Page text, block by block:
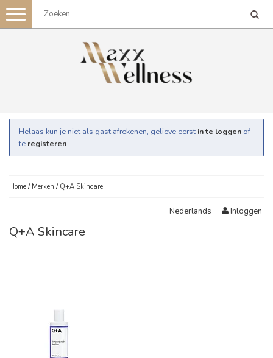
Toggle
navigation
Helaas kun je niet als gast afrekenen, gelieve eerst in te loggen of
te registeren.
Home / Merken / Q+A Skincare
Nederlands Inloggen
Q+A Skincare